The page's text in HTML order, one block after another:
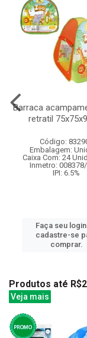
Barraca
retratil
Código:
Embalagem:
Caixa Com: 24
Inmetro:
IPI: 6.5%
Faça seu
cadastre-se
comprar.
Produtos até
Veja mais